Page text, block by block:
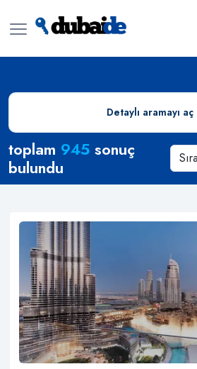
Arama SonuçlarıDetaylı aramayı aç
toplam 945 sonuç
bulundu